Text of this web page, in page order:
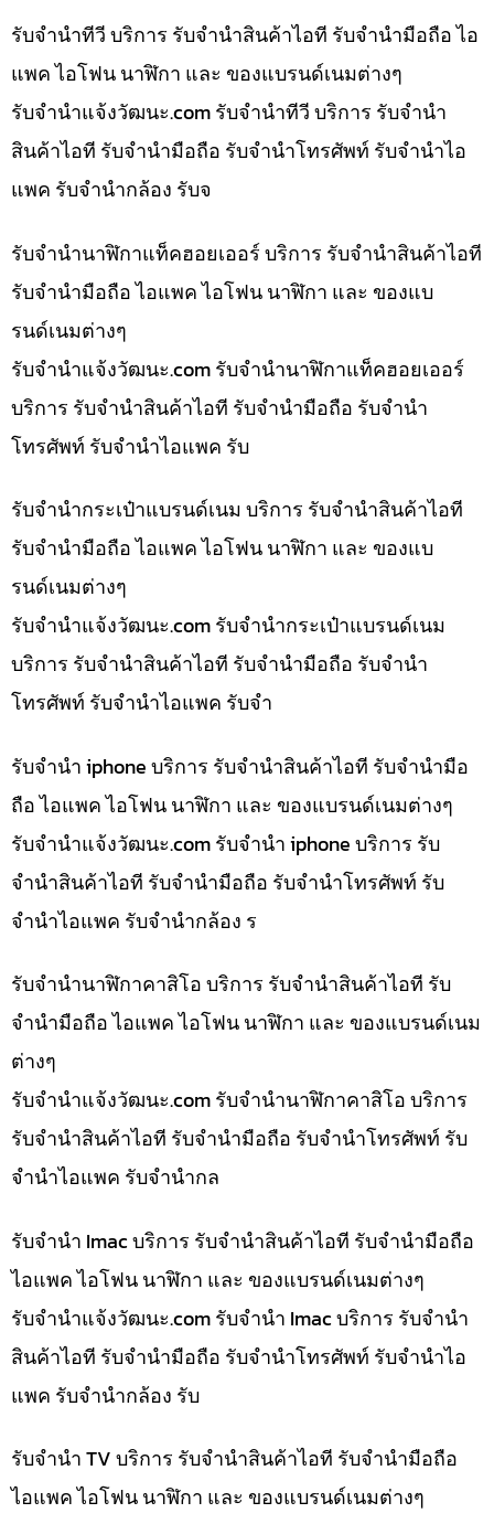
รับจำนำทีวี บริการ รับจำนำสินค้าไอที รับจำนำมือถือ ไอ
แพค ไอโฟน นาฬิกา และ ของแบรนด์เนมต่างๆ
รับจํานําแจ้งวัฒนะ.com รับจำนำทีวี บริการ รับจำนำ
สินค้าไอที รับจำนำมือถือ รับจำนำโทรศัพท์ รับจำนำไอ
แพค รับจำนำกล้อง รับจ
รับจำนำนาฬิกาแท็คฮอยเออร์ บริการ รับจำนำสินค้าไอที
รับจำนำมือถือ ไอแพค ไอโฟน นาฬิกา และ ของแบ
รนด์เนมต่างๆ
รับจํานําแจ้งวัฒนะ.com รับจำนำนาฬิกาแท็คฮอยเออร์
บริการ รับจำนำสินค้าไอที รับจำนำมือถือ รับจำนำ
โทรศัพท์ รับจำนำไอแพค รับ
รับจำนำกระเป๋าแบรนด์เนม บริการ รับจำนำสินค้าไอที
รับจำนำมือถือ ไอแพค ไอโฟน นาฬิกา และ ของแบ
รนด์เนมต่างๆ
รับจํานําแจ้งวัฒนะ.com รับจำนำกระเป๋าแบรนด์เนม
บริการ รับจำนำสินค้าไอที รับจำนำมือถือ รับจำนำ
โทรศัพท์ รับจำนำไอแพค รับจำ
รับจำนำ iphone บริการ รับจำนำสินค้าไอที รับจำนำมือ
ถือ ไอแพค ไอโฟน นาฬิกา และ ของแบรนด์เนมต่างๆ
รับจํานําแจ้งวัฒนะ.com รับจำนำ iphone บริการ รับ
จำนำสินค้าไอที รับจำนำมือถือ รับจำนำโทรศัพท์ รับ
จำนำไอแพค รับจำนำกล้อง ร
รับจำนำนาฬิกาคาสิโอ บริการ รับจำนำสินค้าไอที รับ
จำนำมือถือ ไอแพค ไอโฟน นาฬิกา และ ของแบรนด์เนม
ต่างๆ
รับจํานําแจ้งวัฒนะ.com รับจำนำนาฬิกาคาสิโอ บริการ
รับจำนำสินค้าไอที รับจำนำมือถือ รับจำนำโทรศัพท์ รับ
จำนำไอแพค รับจำนำกล
รับจำนำ Imac บริการ รับจำนำสินค้าไอที รับจำนำมือถือ
ไอแพค ไอโฟน นาฬิกา และ ของแบรนด์เนมต่างๆ
รับจํานําแจ้งวัฒนะ.com รับจำนำ Imac บริการ รับจำนำ
สินค้าไอที รับจำนำมือถือ รับจำนำโทรศัพท์ รับจำนำไอ
แพค รับจำนำกล้อง รับ
รับจำนำ TV บริการ รับจำนำสินค้าไอที รับจำนำมือถือ
ไอแพค ไอโฟน นาฬิกา และ ของแบรนด์เนมต่างๆ